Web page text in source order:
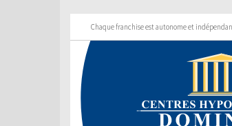
Chaque franchise est autonome et